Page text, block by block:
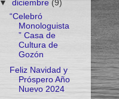
▼diciembre (9)
“Celebró
Monologuista
” Casa de
Cultura de
Gozón
Feliz Navidad y
Próspero Año
Nuevo 2024